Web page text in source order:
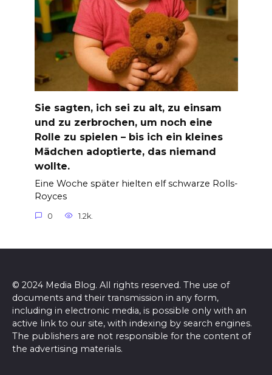
Sie sagten, ich sei zu alt, zu einsam
und zu zerbrochen, um noch eine
Rolle zu spielen – bis ich ein kleines
Mädchen adoptierte, das niemand
wollte.
Eine Woche später hielten elf schwarze Rolls-
Royces
0 1.2k.
© 2024 Media Blog. All rights reserved. The use of
documents and their transmission in any form,
including in electronic media, is possible only with an
active link to our site, with indexing by search engines.
The publishers are not responsible for the content of
the advertising materials.